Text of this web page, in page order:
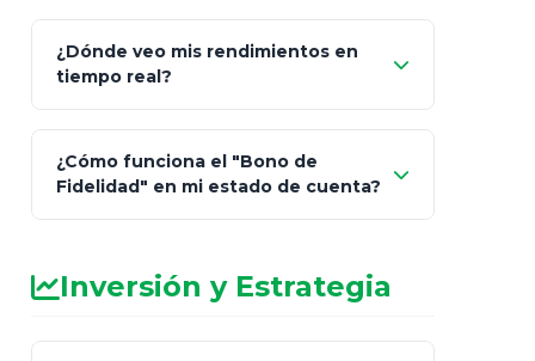
"Link
de Cobro Seguro"
¿Dónde veo mis rendimientos en
tiempo real?
¿Cómo funciona el "Bono de
Fidelidad" en mi estado de cuenta?
Inversión y Estrategia